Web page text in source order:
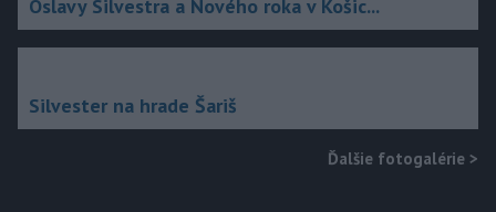
Oslavy Silvestra a Nového roka v Košic...
Silvester na hrade Šariš
Ďalšie fotogalérie >